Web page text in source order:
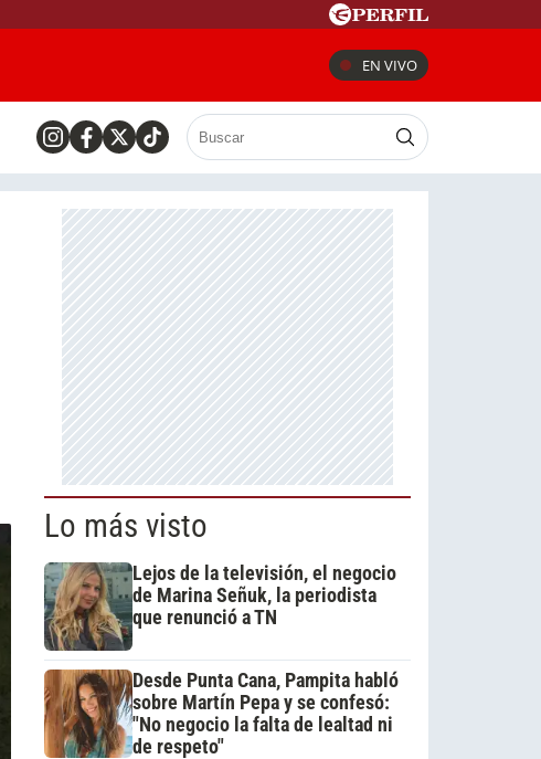
EN VIVO
Lo más visto
Lejos de la televisión, el negocio
de Marina Señuk, la periodista
que renunció a TN
Desde Punta Cana, Pampita habló
sobre Martín Pepa y se confesó:
"No negocio la falta de lealtad ni
de respeto"